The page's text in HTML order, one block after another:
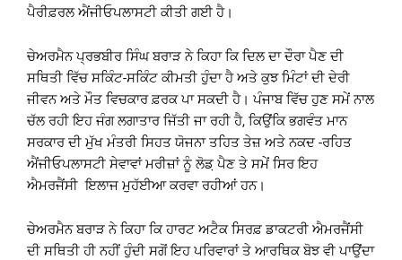
ਪੈਰੀਫ਼ਰਲ ਐਂਜੀਓਪਲਾਸਟੀ ਕੀਤੀ ਗਈ ਹੈ।
ਚੇਅਰਮੈਨ ਪ੍ਰਭਬੀਰ ਸਿੰਘ ਬਰਾੜ ਨੇ ਕਿਹਾ ਕਿ ਦਿਲ ਦਾ ਦੌਰਾ ਪੈਣ ਦੀ
ਸਥਿਤੀ ਵਿੱਚ ਸਕਿੰਟ-ਸਕਿੰਟ ਕੀਮਤੀ ਹੁੰਦਾ ਹੈ ਅਤੇ ਕੁਝ ਮਿੰਟਾਂ ਦੀ ਦੇਰੀ
ਜੀਵਨ ਅਤੇ ਮੌਤ ਵਿਚਕਾਰ ਫ਼ਰਕ ਪਾ ਸਕਦੀ ਹੈ। ਪੰਜਾਬ ਵਿੱਚ ਹੁਣ ਸਮੇਂ ਨਾਲ
ਚੱਲ ਰਹੀ ਇਹ ਜੰਗ ਲਗਾਤਾਰ ਜਿੱਤੀ ਜਾ ਰਹੀ ਹੈ, ਕਿਉਂਕਿ ਭਗਵੰਤ ਮਾਨ
ਸਰਕਾਰ ਦੀ ਮੁੱਖ ਮੰਤਰੀ ਸਿਹਤ ਯੋਜਨਾ ਤਹਿਤ ਤੇਜ਼ ਅਤੇ ਨਕਦ -ਰਹਿਤ
ਐਂਜੀਓਪਲਾਸਟੀ ਸੇਵਾਵਾਂ ਮਰੀਜ਼ਾਂ ਨੂੰ ਲੋਡ਼ ਪੈਣ ਤੇ ਸਮੇਂ ਸਿਰ ਇਹ
ਐਮਰਜੈਂਸੀ ਇਲਾਜ ਮੁਹੱਈਆ ਕਰਵਾ ਰਹੀਆਂ ਹਨ।
ਚੇਅਰਮੈਨ ਬਰਾੜ ਨੇ ਕਿਹਾ ਕਿ ਹਾਰਟ ਅਟੈਕ ਸਿਰਫ਼ ਡਾਕਟਰੀ ਐਮਰਜੈਂਸੀ
ਦੀ ਸਥਿਤੀ ਹੀ ਨਹੀਂ ਹੁੰਦੀ ਸਗੋਂ ਇਹ ਪਰਿਵਾਰਾਂ ਤੇ ਆਰਥਿਕ ਬੋਝ ਵੀ ਪਾਉਂਦਾ